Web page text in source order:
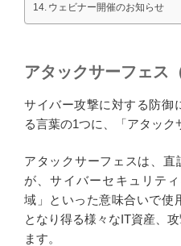
ウェビナー開催のお知らせ
アタックサーフェス
サイバー攻撃に対する防御
る言葉の1つに、「アタック
アタックサーフェスは、直
が、サイバーセキュリテ
域」といった意味合いで使
となり得る様々なIT資産、
ます。